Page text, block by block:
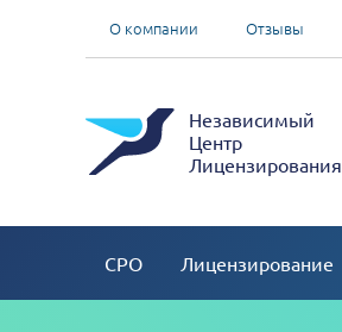
О компании Отзывы
Независимый
Центр
Лицензирования
СРО Лицензирование